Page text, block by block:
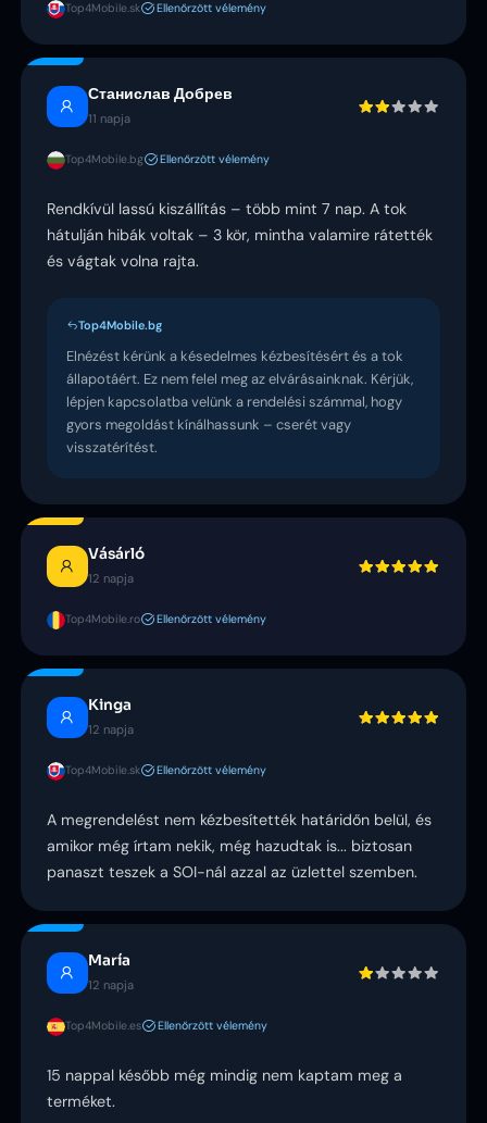
Top4Mobile.sk Ellenőrzött vélemény
Станислав Добрев
11 napja
Top4Mobile.bg Ellenőrzött vélemény
Rendkívül lassú kiszállítás – több mint 7 nap. A tok
hátulján hibák voltak – 3 kör, mintha valamire rátették
és vágtak volna rajta.
Top4Mobile.bg
Elnézést kérünk a késedelmes kézbesítésért és a tok
állapotáért. Ez nem felel meg az elvárásainknak. Kérjük,
lépjen kapcsolatba velünk a rendelési számmal, hogy
gyors megoldást kínálhassunk – cserét vagy
visszatérítést.
Vásárló
12 napja
Top4Mobile.ro Ellenőrzött vélemény
Kinga
12 napja
Top4Mobile.sk Ellenőrzött vélemény
A megrendelést nem kézbesítették határidőn belül, és
amikor még írtam nekik, még hazudtak is... biztosan
panaszt teszek a SOI-nál azzal az üzlettel szemben.
María
12 napja
Top4Mobile.es Ellenőrzött vélemény
15 nappal később még mindig nem kaptam meg a
terméket.